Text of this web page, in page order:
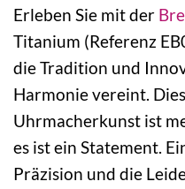
Erleben Sie mit der
Titanium (Referenz
die Tradition und
Harmonie vereint.
Uhrmacherkunst ist
es ist ein Statement.
Präzision und die